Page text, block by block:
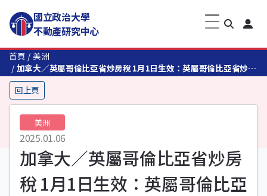
國立政治大學
不動產研究中心
首頁
美洲
加拿大／英屬哥倫比亞省炒房稅 1月1日生效：英屬哥倫比亞省炒房
稅的目的是防止投資者購入房屋以快速獲利
回上頁
美洲
2025.01.06
加拿大／英屬哥倫比亞省炒房
稅 1月1日生效：英屬哥倫比亞